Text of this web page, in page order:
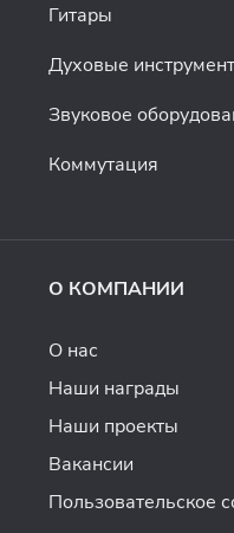
Гитары
Духовые
Звуковое
Коммутация
О КОМПАНИИ
О нас
Наши награды
Наши проекты
Вакансии
Пользовательское